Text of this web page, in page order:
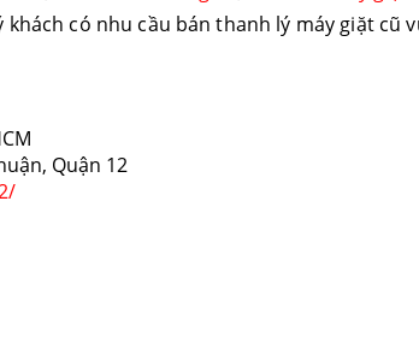
có nhu cầu bán thanh lý máy giặt cũ
Quận 12